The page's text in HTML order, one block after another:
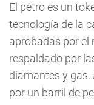
El petro es un
tecnología de la
aprobadas por el
respaldado por
diamantes y gas.
por un barril de